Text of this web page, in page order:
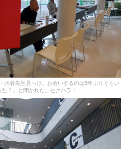
水谷先生見っけ。お会いするのは5年ぶりぐらい
？」と聞かれた。セクハラ！